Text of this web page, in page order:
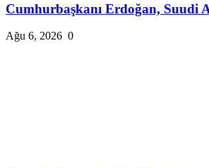
Cumhurbaşkanı Erdoğan, Suudi
Ağu 6, 2026 0